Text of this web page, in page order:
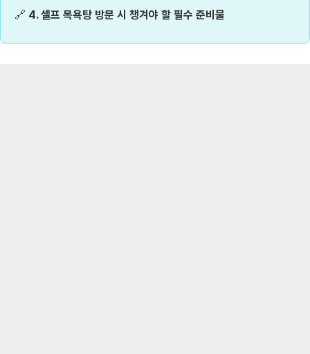
🔗 4. 셀프 목욕탕 방문 시 챙겨야 할 필수 준비물